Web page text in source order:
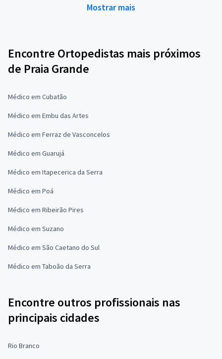
Mostrar mais
Encontre Ortopedistas mais próximos
de Praia Grande
Médico em Cubatão
Médico em Embu das Artes
Médico em Ferraz de Vasconcelos
Médico em Guarujá
Médico em Itapecerica da Serra
Médico em Poá
Médico em Ribeirão Pires
Médico em Suzano
Médico em São Caetano do Sul
Médico em Taboão da Serra
Encontre outros profissionais nas
principais cidades
Rio Branco